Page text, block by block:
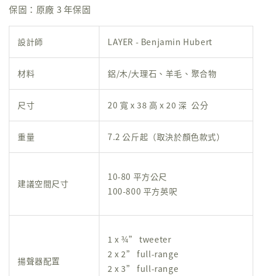
保固：原廠 3 年保固
設計師 LAYER - Benjamin Hubert
材料 鋁/木/大理石、羊毛、聚合物
尺寸 20 寬 x 38 高 x 20 深 公分
重量 7.2 公斤起（取決於顏色款式）
建議空間尺寸
10-80 平方公尺
100-800 平方英呎
揚聲器配置
1 x ¾” tweeter
2 x 2” full-range
2 x 3” full-range